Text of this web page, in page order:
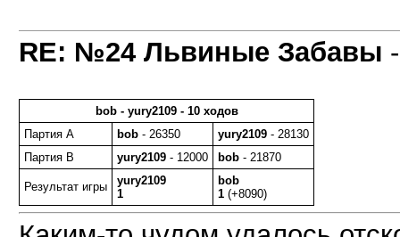
RE: №24 Львиные Забавы
bob - yury2109 - 10 ходов
Партия A
bob - 26350 yury2109 - 28130
Партия B
yury2109 - 12000 bob - 21870
Результат игры
yury2109
1
bob
1 (+8090)